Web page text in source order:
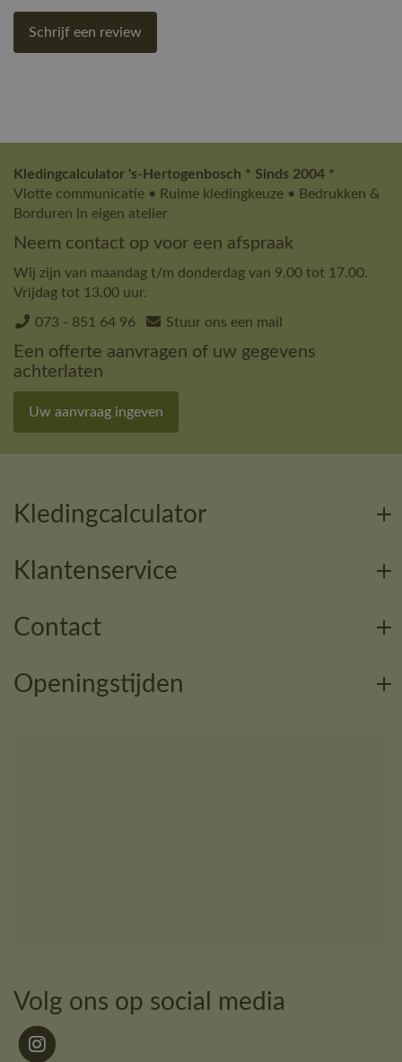
Schrijf een review
Kledingcalculator 's-Hertogenbosch * Sinds 2004 *
Vlotte communicatie • Ruime kledingkeuze • Bedrukken &
Borduren in eigen atelier
Neem contact op voor een afspraak
Wij zijn van maandag t/m donderdag van 9.00 tot 17.00.
Vrijdag tot 13.00 uur.
073 - 851 64 96 Stuur ons een mail
Een offerte aanvragen of uw gegevens
achterlaten
Uw aanvraag ingeven
Kledingcalculator
Klantenservice
Contact
Openingstijden
Volg ons op social media